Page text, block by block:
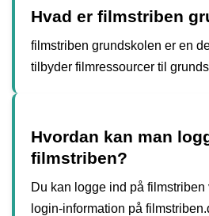
Hvad er filmstriben
filmstriben grundskolen er en
tilbyder filmressourcer til
Hvordan kan man
filmstriben?
Du kan logge ind på filmstriben
login-information på